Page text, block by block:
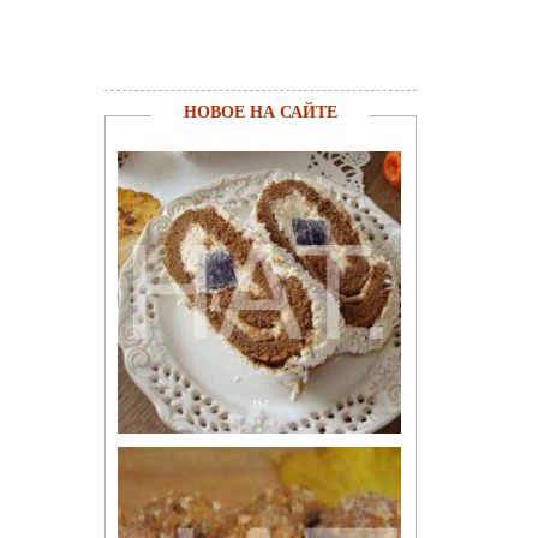
НОВОЕ НА САЙТЕ